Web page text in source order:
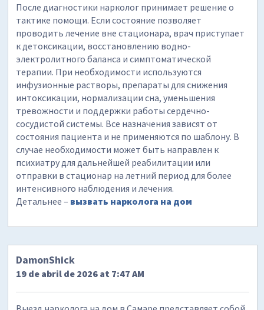
После диагностики нарколог принимает решение о
тактике помощи. Если состояние позволяет
проводить лечение вне стационара, врач приступает
к детоксикации, восстановлению водно-
электролитного баланса и симптоматической
терапии. При необходимости используются
инфузионные растворы, препараты для снижения
интоксикации, нормализации сна, уменьшения
тревожности и поддержки работы сердечно-
сосудистой системы. Все назначения зависят от
состояния пациента и не применяются по шаблону. В
случае необходимости может быть направлен к
психиатру для дальнейшей реабилитации или
отправки в стационар на летний период для более
интенсивного наблюдения и лечения.
Детальнее – вызвать нарколога на дом
DamonShick
19 de abril de 2026 at 7:47 AM